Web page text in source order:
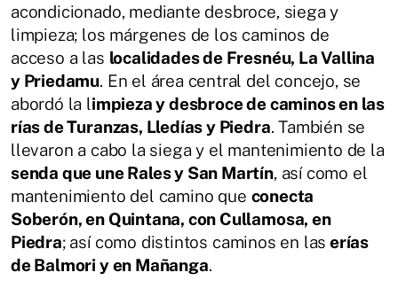
acondicionado, mediante desbroce, siega y
limpieza; los márgenes de los caminos de
acceso a las localidades de Fresnéu, La Vallina
y Priedamu. En el área central del concejo, se
abordó la limpieza y desbroce de caminos en las
rías de Turanzas, Lledías y Piedra. También se
llevaron a cabo la siega y el mantenimiento de la
senda que une Rales y San Martín, así como el
mantenimiento del camino que conecta
Soberón, en Quintana, con Cullamosa, en
Piedra; así como distintos caminos en las erías
de Balmori y en Mañanga.